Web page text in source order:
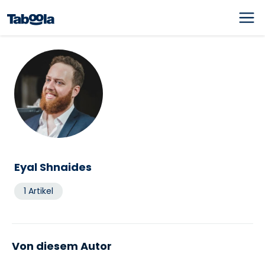
Eyal Shnaides
1 Artikel
Von diesem Autor